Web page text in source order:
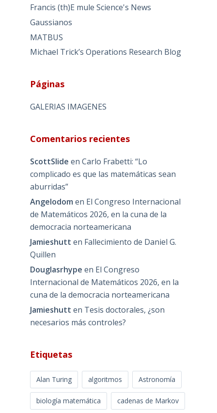
Francis (th)E mule Science's News
Gaussianos
MATBUS
Michael Trick’s Operations Research Blog
Páginas
GALERIAS IMAGENES
Comentarios recientes
ScottSlide en Carlo Frabetti: “Lo
complicado es que las matemáticas sean
aburridas”
Angelodom en El Congreso Internacional
de Matemáticos 2026, en la cuna de la
democracia norteamericana
Jamieshutt en Fallecimiento de Daniel G.
Quillen
Douglasrhype en El Congreso
Internacional de Matemáticos 2026, en la
cuna de la democracia norteamericana
Jamieshutt en Tesis doctorales, ¿son
necesarios más controles?
Etiquetas
Alan Turing algoritmos Astronomía
biología matemática cadenas de Markov